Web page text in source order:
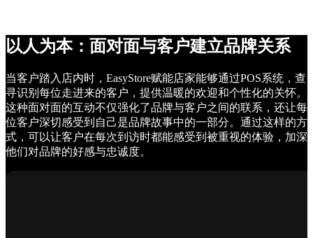
以人为本：面对面与客户建立品牌关系
当客户踏入店内时，EasyStore赋能店家能够通过POS系统，查
寻识别每位走进来的客户，提供温暖的欢迎和个性化的关怀。
这种面对面的互动不仅强化了品牌与客户之间的联系，还让每
位客户深切感受到自己是品牌故事中的一部分。通过这样的方
式，可以让客户在每次到访时都能感受到被重视的体验，加深
他们对品牌的好感与忠诚度。